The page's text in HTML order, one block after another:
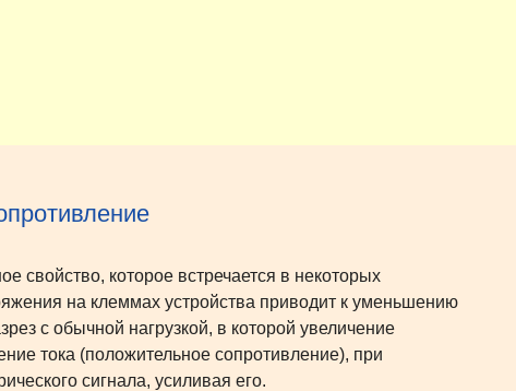
свойство, которое встречается в некоторых
на клеммах устройства приводит к уменьшению
с обычной нагрузкой, в которой увеличение
тока (положительное сопротивление), при
сигнала, усиливая его.